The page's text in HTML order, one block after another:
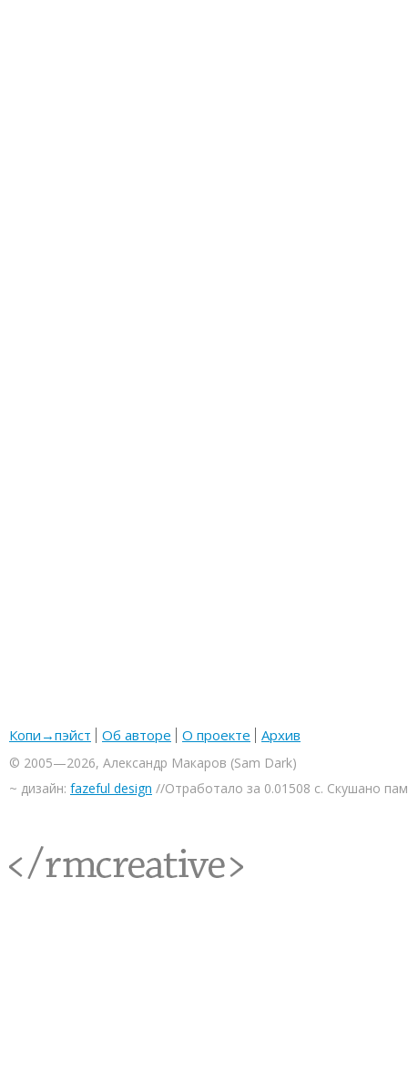
Копи→пэйст Об авторе О проекте Архив
© 2005—2026, Александр Макаров (Sam Dark)
~ дизайн: fazeful design //Отработало за 0.01508 с. Скушано
<rmcreative/>